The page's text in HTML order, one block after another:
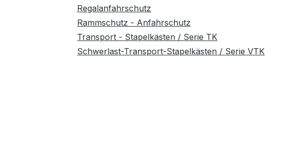
Regalanfahrschutz
Rammschutz - Anfahrschutz
Transport - Stapelkästen / Serie TK
Schwerlast-Transport-Stapelkästen / Serie VTK